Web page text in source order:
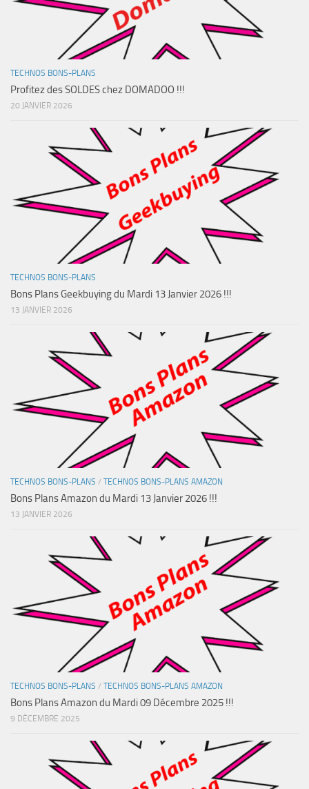
TECHNOS BONS-PLANS
Profitez des SOLDES chez DOMADOO !!!
20 JANVIER 2026
TECHNOS BONS-PLANS
Bons Plans Geekbuying du Mardi 13 Janvier 2026 !!!
13 JANVIER 2026
TECHNOS BONS-PLANS / TECHNOS BONS-PLANS AMAZON
Bons Plans Amazon du Mardi 13 Janvier 2026 !!!
13 JANVIER 2026
TECHNOS BONS-PLANS / TECHNOS BONS-PLANS AMAZON
Bons Plans Amazon du Mardi 09 Décembre 2025 !!!
9 DÉCEMBRE 2025